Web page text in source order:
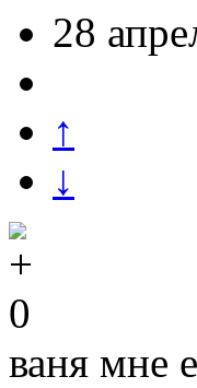
28
↑
↓
0
ваня мне